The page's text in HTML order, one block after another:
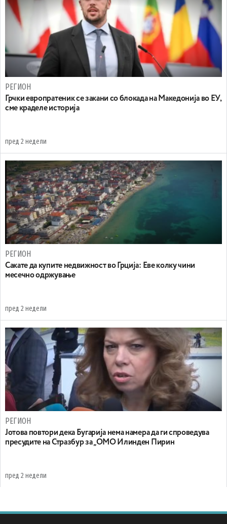
РЕГИОН
Грчки европратеник се закани со блокада на Македонија во ЕУ,
сме краделе историја
пред 2 недели
РЕГИОН
Сакате да купите недвижност во Грција: Еве колку чини
месечно одржување
пред 2 недели
РЕГИОН
Јотова повтори дека Бугарија нема намера да ги спроведува
пресудите на Стразбур за „ОМО Илинден Пирин
пред 2 недели